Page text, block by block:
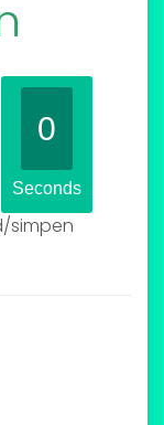
0
Seconds
simpen